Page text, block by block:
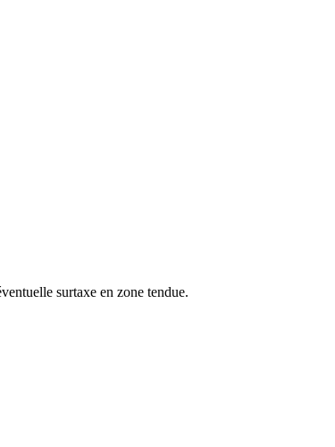
surtaxe en zone tendue.